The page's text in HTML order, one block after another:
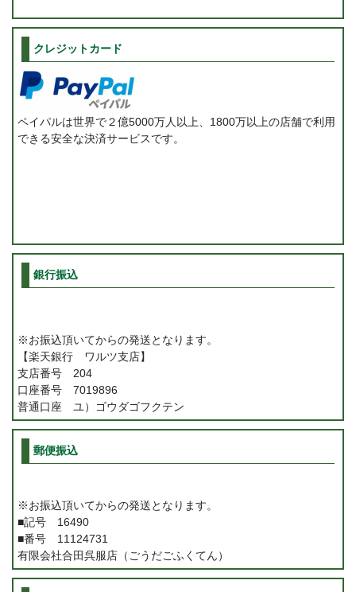
クレジットカード
ペイパルは世界で２億5000万人以上、1800万以上の店舗で利用
できる安全な決済サービスです。
銀行振込
※お振込頂いてからの発送となります。
【楽天銀行 ワルツ支店】
支店番号 204
口座番号 7019896
普通口座 ユ）ゴウダゴフクテン
郵便振込
※お振込頂いてからの発送となります。
■記号 16490
■番号 11124731
有限会社合田呉服店（ごうだごふくてん）